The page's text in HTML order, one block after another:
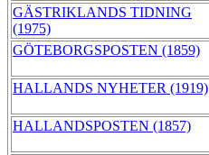
GÄSTRIKLANDS TIDNING
(1975)
GÖTEBORGSPOSTEN (1859)
HALLANDS NYHETER (1919)
HALLANDSPOSTEN (1857)